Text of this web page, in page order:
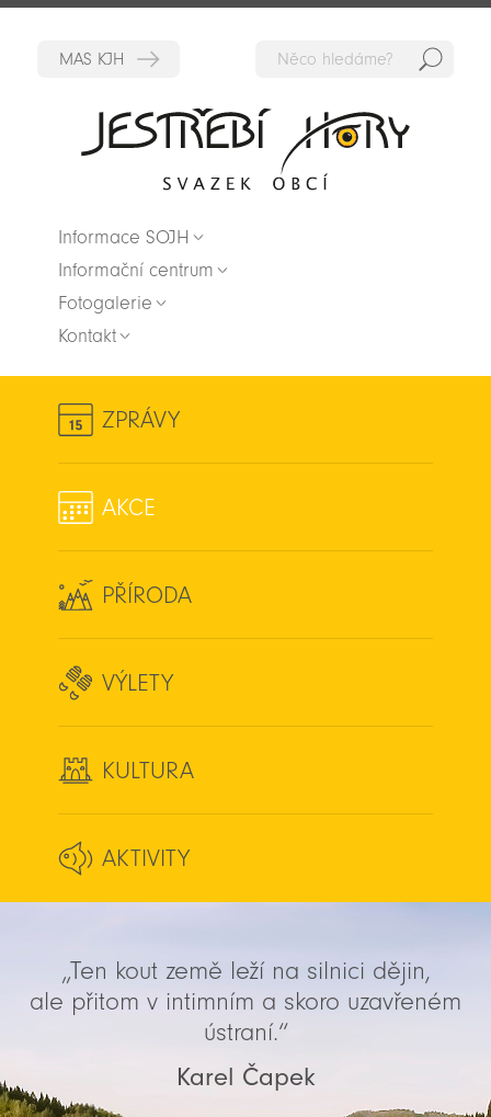
Informace SOJH
Informační centrum
Fotogalerie
Kontakt
ZPRÁVY
AKCE
PŘÍRODA
VÝLETY
KULTURA
AKTIVITY
„Ten kout země leží na silnici dějin,
ale přitom v intimním a skoro uzavřeném
ústraní.“
Karel Čapek